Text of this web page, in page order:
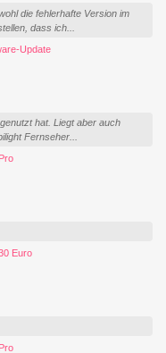
die fehlerhafte Version im
dass ich...
Update
hat. Liegt aber auch
Fernseher...
Euro